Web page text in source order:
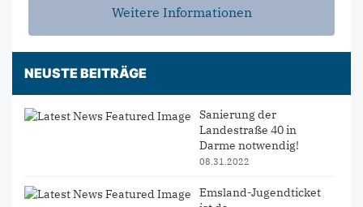
Weitere Informationen
NEUSTE BEITRÄGE
Sanierung der
Landestraße 40 in
Darme notwendig!
08.31.2022
Emsland-Jugendticket